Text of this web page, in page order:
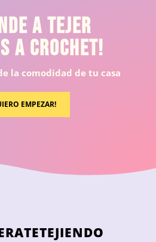
a tejer
a crochet!
la comodidad de tu casa
EMPEZAR!